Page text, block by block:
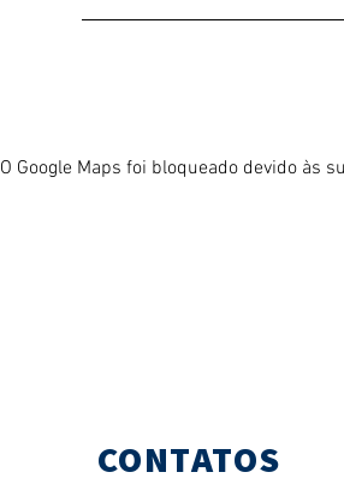
O Google Maps foi bloqueado devido às
CONTATOS